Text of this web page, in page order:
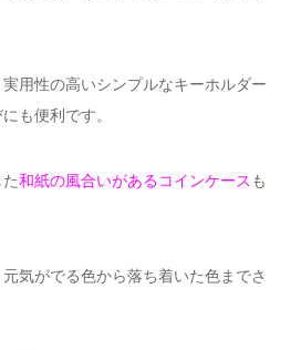
用性の高いシンプルなキーホルダー
も便利です。
和紙の風合いがあるコインケース も
気がでる色から落ち着いた色までさ